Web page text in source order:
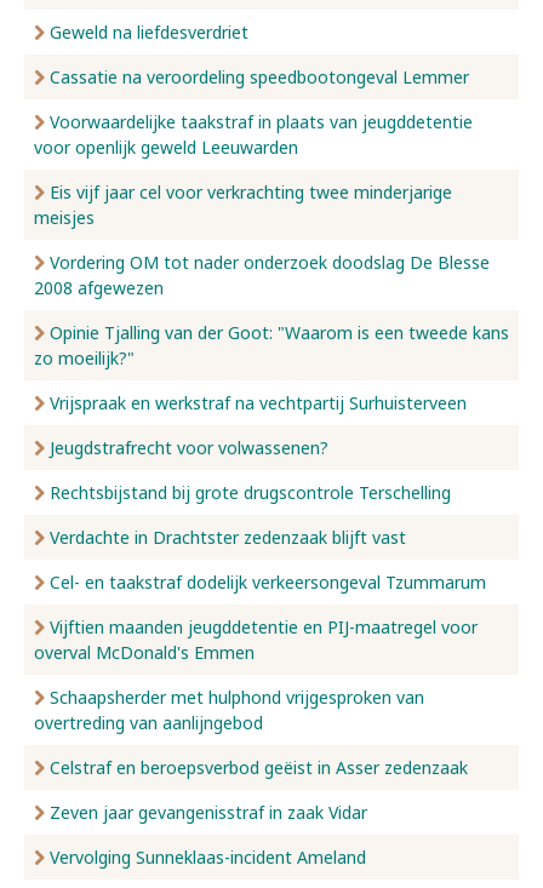
Geweld na liefdesverdriet
Cassatie na veroordeling speedbootongeval Lemmer
Voorwaardelijke taakstraf in plaats van jeugddetentie
voor openlijk geweld Leeuwarden
Eis vijf jaar cel voor verkrachting twee minderjarige
meisjes
Vordering OM tot nader onderzoek doodslag De Blesse
2008 afgewezen
Opinie Tjalling van der Goot: "Waarom is een tweede kans
zo moeilijk?"
Vrijspraak en werkstraf na vechtpartij Surhuisterveen
Jeugdstrafrecht voor volwassenen?
Rechtsbijstand bij grote drugscontrole Terschelling
Verdachte in Drachtster zedenzaak blijft vast
Cel- en taakstraf dodelijk verkeersongeval Tzummarum
Vijftien maanden jeugddetentie en PIJ-maatregel voor
overval McDonald's Emmen
Schaapsherder met hulphond vrijgesproken van
overtreding van aanlijngebod
Celstraf en beroepsverbod geëist in Asser zedenzaak
Zeven jaar gevangenisstraf in zaak Vidar
Vervolging Sunneklaas-incident Ameland